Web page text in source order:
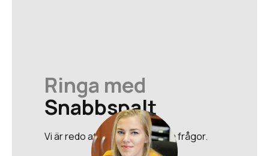
Ringa med
Snabbspalt
Vi är redo att svara på alla dina frågor.